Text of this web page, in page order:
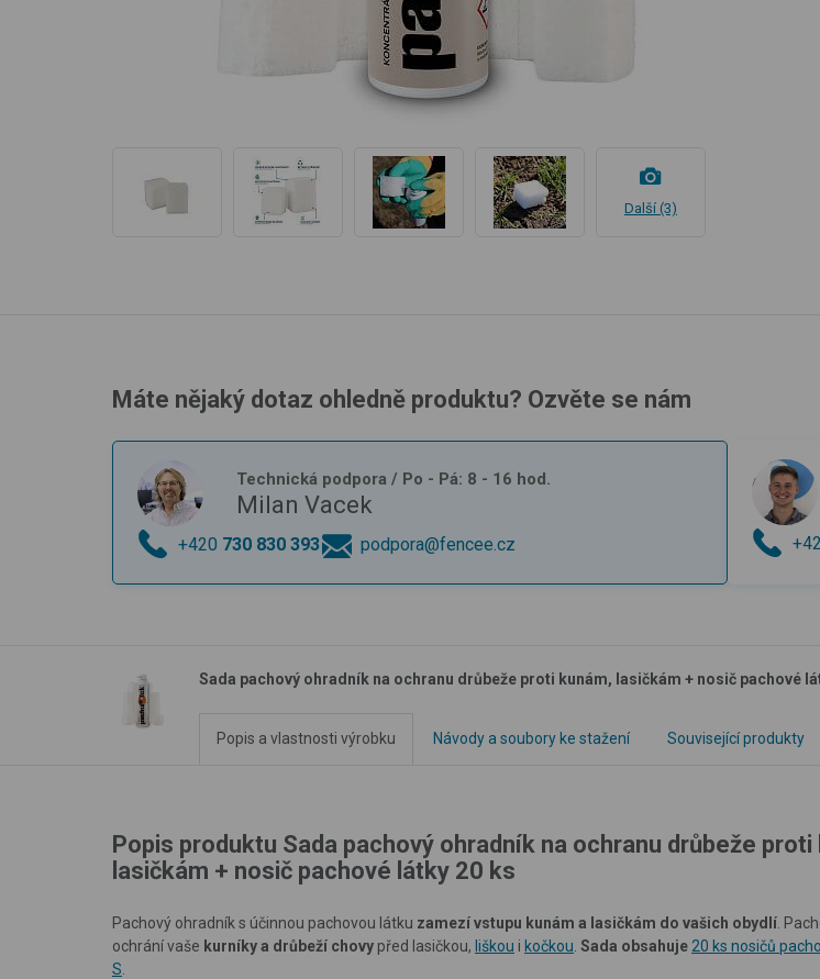
Další (3)
Máte nějaký dotaz ohledně produktu? Ozvěte se nám
Technická podpora / Po - Pá: 8 - 16 hod.
Milan Vacek
+420 730 830 393 podpora@fencee.cz
Sada pachový ohradník na ochranu drůbeže proti kunám, lasičkám + nosič pachové
Popis a vlastnosti výrobku Návody a soubory ke stažení Související produkty
Popis produktu Sada pachový ohradník na ochranu drůbeže proti
lasičkám + nosič pachové látky 20 ks
Pachový ohradník s účinnou pachovou látku zamezí vstupu kunám a lasičkám do vašich obydlí .
ochrání vaše kurníky a drůbeží chovy před lasičkou, liškou i kočkou Sada obsahuje 20 ks nosičů
S